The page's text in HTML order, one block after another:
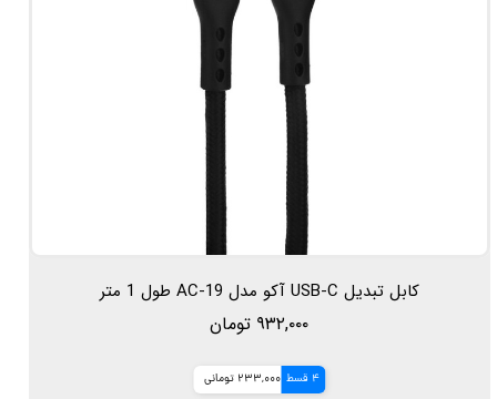
کابل تبدیل USB-C آکو مدل AC-19 طول 1 متر
۹۳۲,۰۰۰ تومان
4 قسط 233,000 تومانی